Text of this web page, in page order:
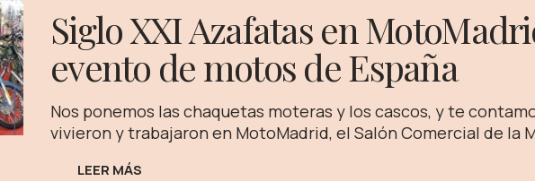
Siglo XXI Azafatas en
evento de motos de España
Nos ponemos las chaquetas moteras y los cascos, y te
vivieron y trabajaron en MotoMadrid, el Salón Comercial de la
LEER MÁS